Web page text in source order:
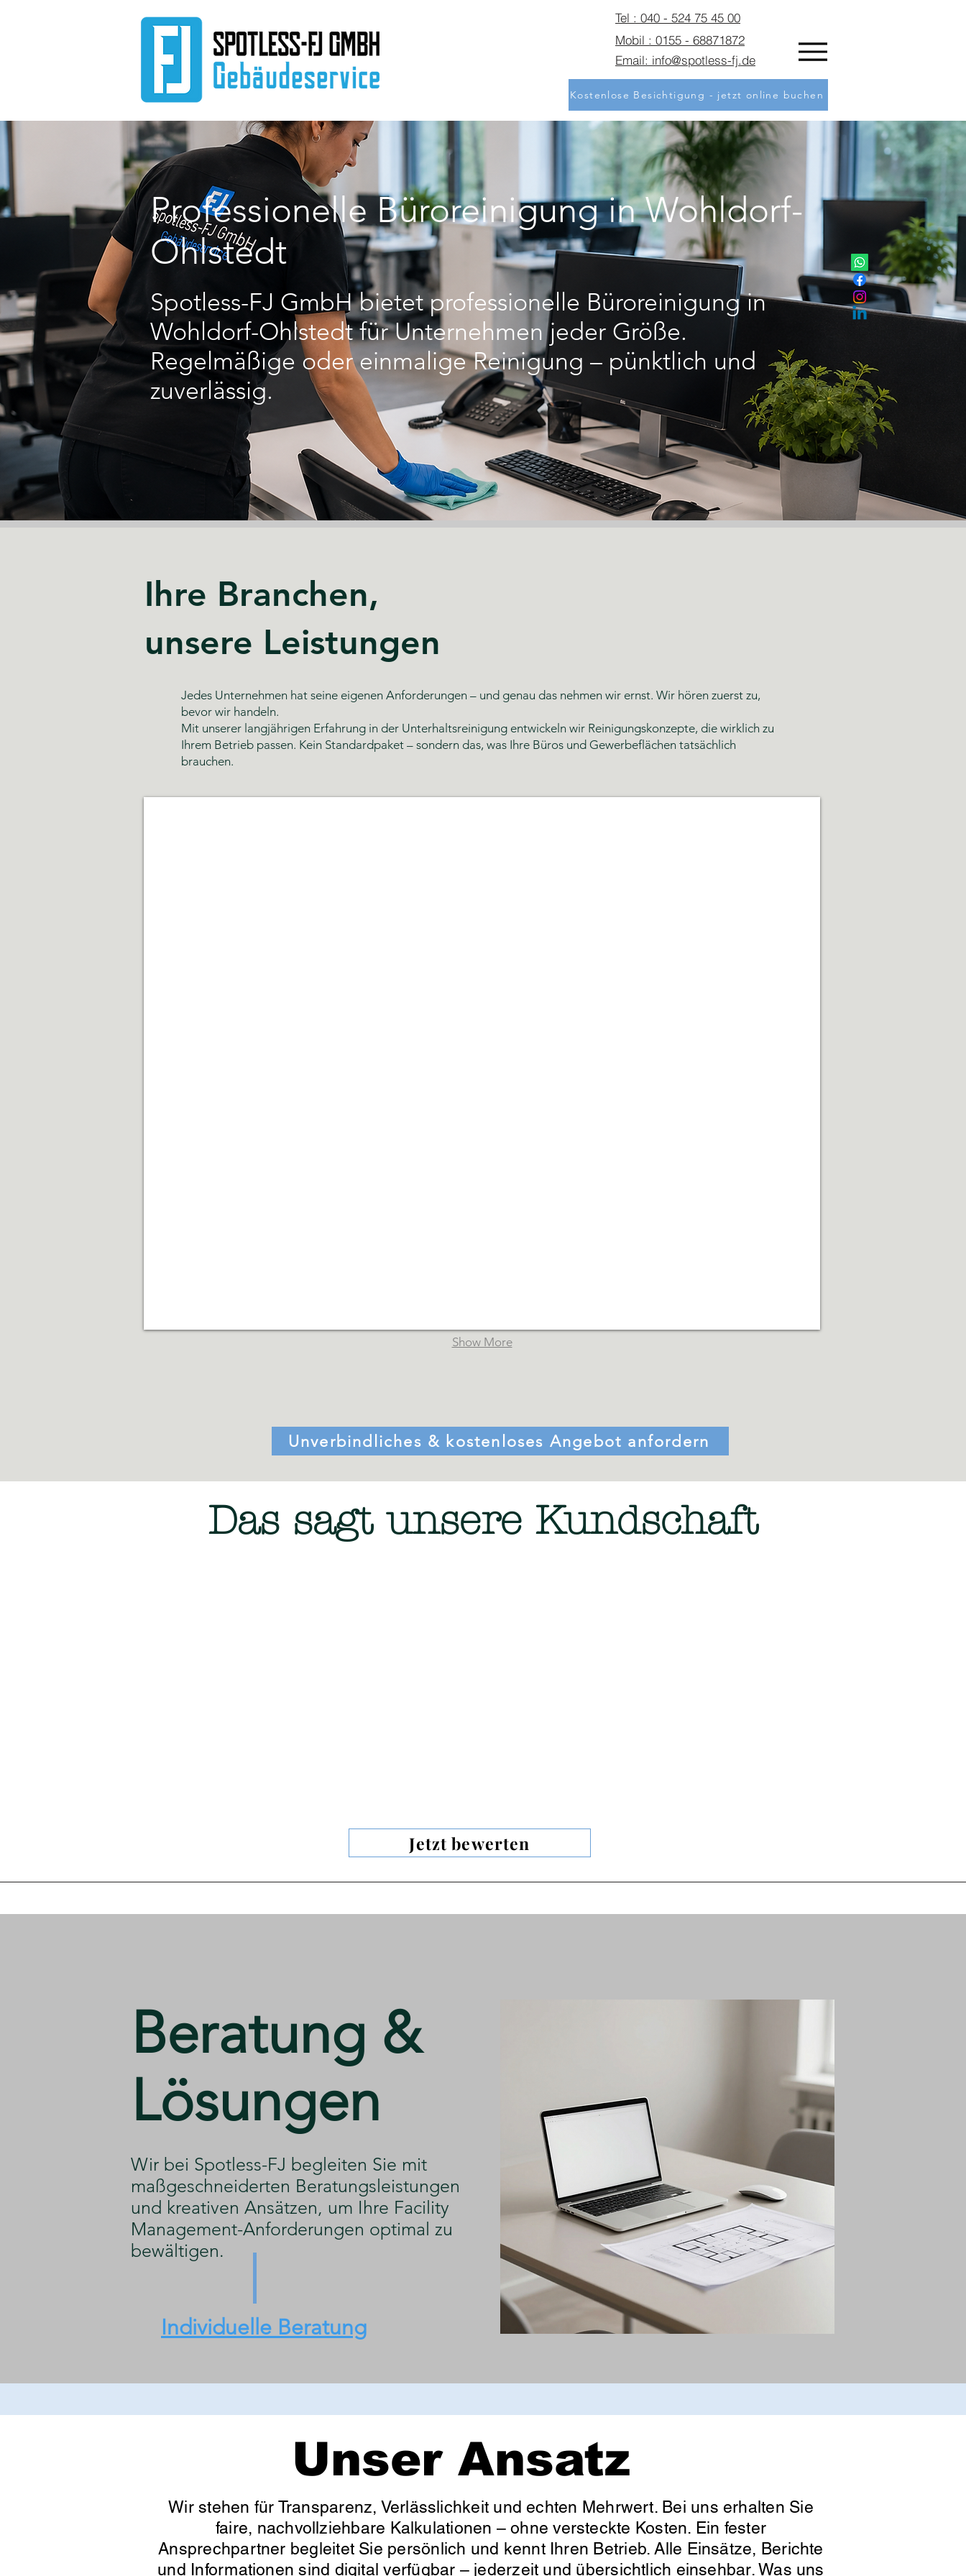
Tel : 040 - 524 75 45 00
Mobil : 0155 - 68871872
Email: info@spotless-fj.de
Kostenlose Besichtigung - jetzt online buchen
Professionelle Büroreinigung in Wohldorf-
Ohlstedt
Spotless-FJ GmbH bietet professionelle Büroreinigung in
Wohldorf-Ohlstedt für Unternehmen jeder Größe.
Regelmäßige oder einmalige Reinigung – pünktlich und
zuverlässig.
Ihre Branchen,
unsere Leistungen
Jedes Unternehmen hat seine eigenen Anforderungen – und genau das nehmen wir ernst. Wir hören zuerst zu,
bevor wir handeln.
Mit unserer langjährigen Erfahrung in der Unterhaltsreinigung entwickeln wir Reinigungskonzepte, die wirklich zu
Ihrem Betrieb passen. Kein Standardpaket – sondern das, was Ihre Büros und Gewerbeflächen tatsächlich
brauchen.
Show More
Unverbindliches & kostenloses Angebot anfordern
Das sagt unsere Kundschaft
Jetzt bewerten
​Beratung &
Lösungen
​Wir bei Spotless-FJ begleiten Sie mit
maßgeschneiderten Beratungsleistungen
und kreativen Ansätzen, um Ihre Facility
Management-Anforderungen optimal zu
bewältigen.
Individuelle Beratung
Unser Ansatz
Wir stehen für Transparenz, Verlässlichkeit und echten Mehrwert. Bei uns erhalten Sie
faire, nachvollziehbare Kalkulationen – ohne versteckte Kosten. Ein fester
Ansprechpartner begleitet Sie persönlich und kennt Ihren Betrieb. Alle Einsätze, Berichte
und Informationen sind digital verfügbar – jederzeit und übersichtlich einsehbar. Was uns